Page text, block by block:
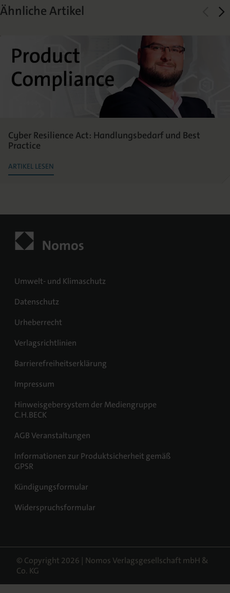
Ähnliche Artikel
Cyber Resilience Act: Handlungsbedarf und Best
Practice
ARTIKEL LESEN
Umwelt- und Klimaschutz
Datenschutz
Urheberrecht
Verlagsrichtlinien
Barrierefreiheitserklärung
Impressum
Hinweisgebersystem der Mediengruppe
C.H.BECK
AGB Veranstaltungen
Informationen zur Produktsicherheit gemäß
GPSR
Kündigungsformular
Widerspruchsformular
© Copyright 2026 | Nomos Verlagsgesellschaft mbH &
Co. KG